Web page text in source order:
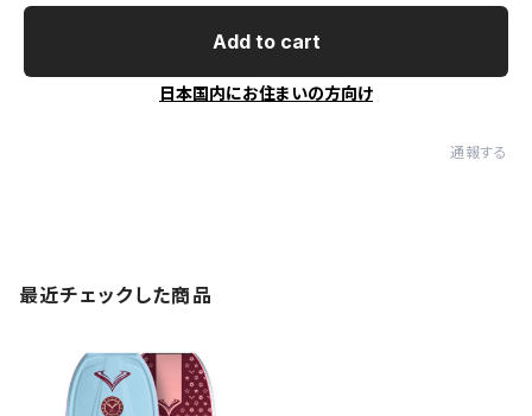
Add to cart
日本国内にお住まいの方向け
通報する
最近チェックした商品